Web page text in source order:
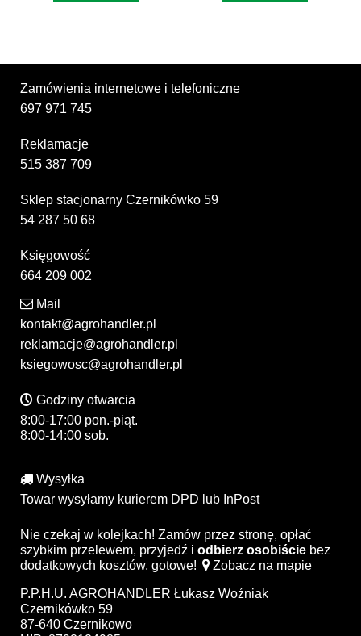
Zamówienia internetowe i telefoniczne
697 971 745
Reklamacje
515 387 709
Sklep stacjonarny Czernikówko 59
54 287 50 68
Księgowość
664 209 002
Mail
kontakt@agrohandler.pl
reklamacje@agrohandler.pl
ksiegowosc@agrohandler.pl
Godziny otwarcia
8:00-17:00 pon.-piąt.
8:00-14:00 sob.
Wysyłka
Towar wysyłamy kurierem DPD lub InPost
Nie czekaj w kolejkach! Zamów przez stronę, opłać
szybkim przelewem, przyjedź i odbierz osobiście bez
dodatkowych kosztów, gotowe!
Zobacz na mapie
P.P.H.U. AGROHANDLER Łukasz Woźniak
Czernikówko 59
87-640 Czernikowo